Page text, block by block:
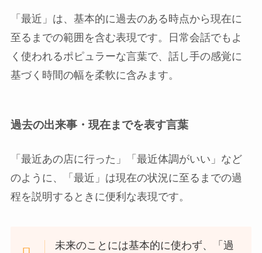
「最近」は、基本的に過去のある時点から現在に
至るまでの範囲を含む表現です。日常会話でもよ
く使われるポピュラーな言葉で、話し手の感覚に
基づく時間の幅を柔軟に含みます。
過去の出来事・現在までを表す言葉
「最近あの店に行った」「最近体調がいい」など
のように、「最近」は現在の状況に至るまでの過
程を説明するときに便利な表現です。
未来のことには基本的に使わず、「過